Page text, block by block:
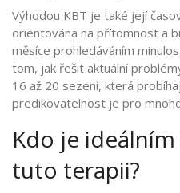
Výhodou KBT je také její
orientována na přítomnost a
měsíce prohledáváním
tom, jak řešit aktuální
16 až 20 sezení, která
predikovatelnost je pro
Kdo je
tuto terapii?